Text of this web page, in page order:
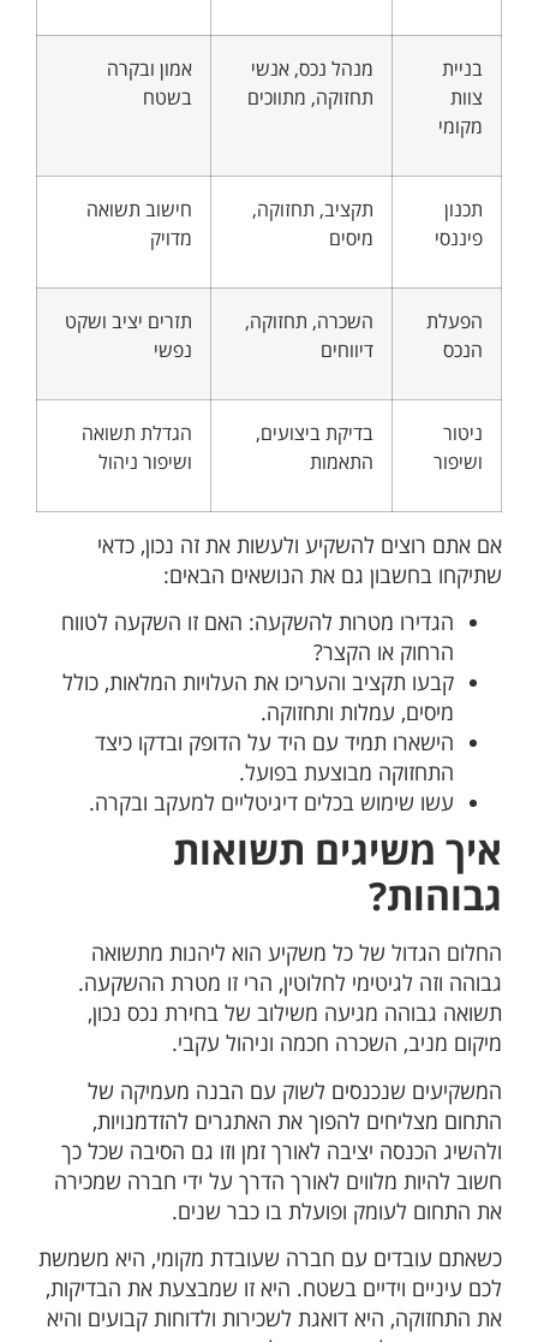
בניית
צוות
מקומי
מנהל נכס, אנשי
תחזוקה, מתווכים
אמון ובקרה
בשטח
תכנון
פיננסי
תקציב, תחזוקה,
מיסים
חישוב תשואה
מדויק
הפעלת
הנכס
השכרה, תחזוקה,
דיווחים
תזרים יציב ושקט
נפשי
ניטור
ושיפור
בדיקת ביצועים,
התאמות
הגדלת תשואה
ושיפור ניהול
אם אתם רוצים להשקיע ולעשות את זה נכון, כדאי
שתיקחו בחשבון גם את הנושאים הבאים:
הגדירו מטרות להשקעה: האם זו השקעה לטווח
הרחוק או הקצר?
קבעו תקציב והעריכו את העלויות המלאות, כולל
מיסים, עמלות ותחזוקה.
הישארו תמיד עם היד על הדופק ובדקו כיצד
התחזוקה מבוצעת בפועל.
עשו שימוש בכלים דיגיטליים למעקב ובקרה.
איך משיגים תשואות
גבוהות?
החלום הגדול של כל משקיע הוא ליהנות מתשואה
גבוהה וזה לגיטימי לחלוטין, הרי זו מטרת ההשקעה.
תשואה גבוהה מגיעה משילוב של בחירת נכס נכון,
מיקום מניב, השכרה חכמה וניהול עקבי.
המשקיעים שנכנסים לשוק עם הבנה מעמיקה של
התחום מצליחים להפוך את האתגרים להזדמנויות,
ולהשיג הכנסה יציבה לאורך זמן וזו גם הסיבה שכל כך
חשוב להיות מלווים לאורך הדרך על ידי חברה שמכירה
את התחום לעומק ופועלת בו כבר שנים.
כשאתם עובדים עם חברה שעובדת מקומי, היא משמשת
לכם עיניים וידיים בשטח. היא זו שמבצעת את הבדיקות,
את התחזוקה, היא דואגת לשכירות ולדוחות קבועים והיא